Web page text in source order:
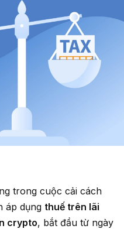
trong cuộc cải cách
áp dụng thuế trên lãi
crypto, bắt đầu từ ngày